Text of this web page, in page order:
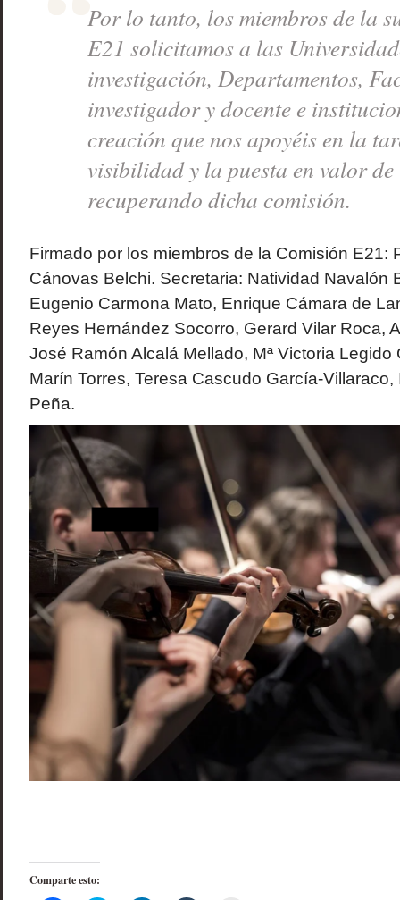
Por lo tanto, los miembros de la
E21 solicitamos a las
investigación, Departamentos,
investigador y docente e
creación que nos apoyéis en la
visibilidad y la puesta en valor de
recuperando dicha comisión.
Firmado por los miembros de la Comisión E21:
Cánovas Belchi. Secretaria: Natividad Navalón
Eugenio Carmona Mato, Enrique Cámara de
Reyes Hernández Socorro, Gerard Vilar Roca,
José Ramón Alcalá Mellado, Mª Victoria
Marín Torres, Teresa Cascudo García-
Peña.
Comparte esto: